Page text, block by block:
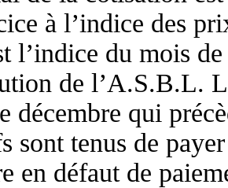
à l’indice des
l’indice du mois
de l’A.S.B.L.
décembre qui
sont tenus de
en défaut de